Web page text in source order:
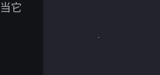
它